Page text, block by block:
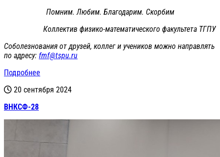
Помним. Любим. Благодарим. Скорбим
Коллектив физико-математического факультета ТГПУ
Соболезнования от друзей, коллег и учеников можно направлять
по адресу: fmf@tspu.ru
Подробнее
20 сентября 2024
ВНКСФ-28